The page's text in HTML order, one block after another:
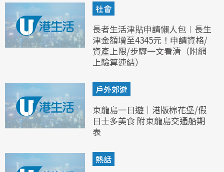
社會
長者生活津貼申請懶人包︱長生
津金額增至4345元！申請資格/
資產上限/步驟一文看清（附網
上驗算連結）
戶外郊遊
東龍島一日遊｜港版棉花堡/假
日士多美食 附東龍島交通船期
表
熱話